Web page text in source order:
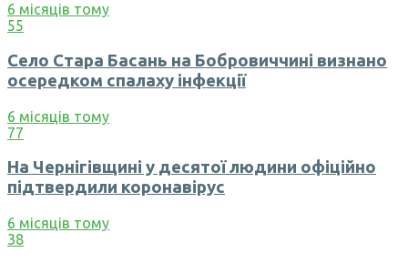
6 місяців тому
55
Село Стара Басань на Бобровиччині визнано
осередком спалаху інфекції
6 місяців тому
77
На Чернігівщині у десятої людини офіційно
підтвердили коронавірус
6 місяців тому
38